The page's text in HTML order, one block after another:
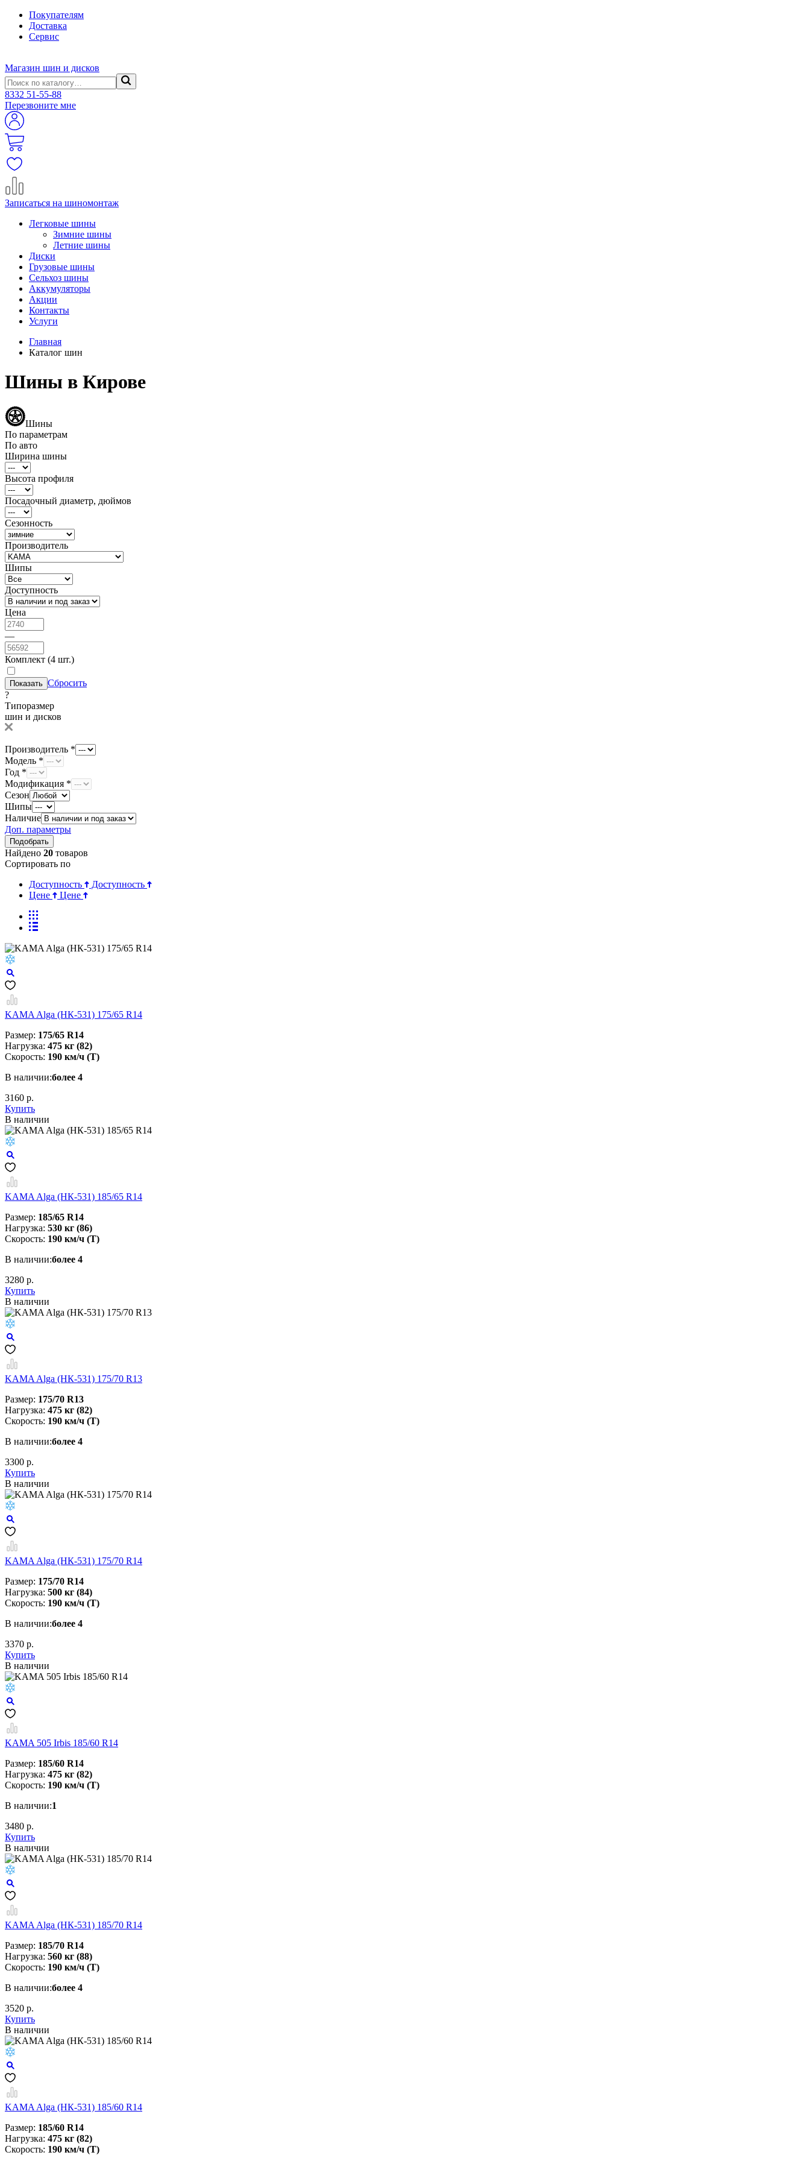
Покупателям
Доставка
Сервис
Магазин шин и дисков
8332 51-55-88
Перезвоните мне
Записаться на шиномонтаж
Легковые шины
Зимние шины
Летние шины
Диски
Грузовые шины
Сельхоз шины
Аккумуляторы
Акции
Контакты
Услуги
Главная
Каталог шин
Шины в Кирове
Шины
По параметрам
По авто
Ширина шины
Высота профиля
Посадочный диаметр, дюймов
Сезонность
Производитель
Шипы
Доступность
Цена
—
Комплект (4 шт.)
Сбросить
?
Типоразмер
шин и дисков
Производитель *
Модель *
Год *
Модификация *
Сезон
Шипы
Наличие
Доп. параметры
Найдено 20 товаров
Сортировать по
Доступность
Доступность
Цене
Цене
KAMA Alga (НК-531) 175/65 R14
Размер: 175/65 R14
Нагрузка: 475 кг (82)
Скорость: 190 км/ч (T)
В наличии:более 4
3160 р.
Купить
В наличии
KAMA Alga (НК-531) 185/65 R14
Размер: 185/65 R14
Нагрузка: 530 кг (86)
Скорость: 190 км/ч (T)
В наличии:более 4
3280 р.
Купить
В наличии
KAMA Alga (НК-531) 175/70 R13
Размер: 175/70 R13
Нагрузка: 475 кг (82)
Скорость: 190 км/ч (T)
В наличии:более 4
3300 р.
Купить
В наличии
KAMA Alga (НК-531) 175/70 R14
Размер: 175/70 R14
Нагрузка: 500 кг (84)
Скорость: 190 км/ч (T)
В наличии:более 4
3370 р.
Купить
В наличии
KAMA 505 Irbis 185/60 R14
Размер: 185/60 R14
Нагрузка: 475 кг (82)
Скорость: 190 км/ч (T)
В наличии:1
3480 р.
Купить
В наличии
KAMA Alga (НК-531) 185/70 R14
Размер: 185/70 R14
Нагрузка: 560 кг (88)
Скорость: 190 км/ч (T)
В наличии:более 4
3520 р.
Купить
В наличии
KAMA Alga (НК-531) 185/60 R14
Размер: 185/60 R14
Нагрузка: 475 кг (82)
Скорость: 190 км/ч (T)